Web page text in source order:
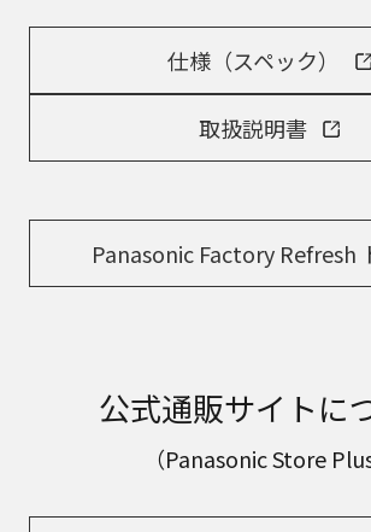
仕様（スペック）
取扱説明書
Panasonic Factory Refresh
公式通販サイトに
（Panasonic Store Plus